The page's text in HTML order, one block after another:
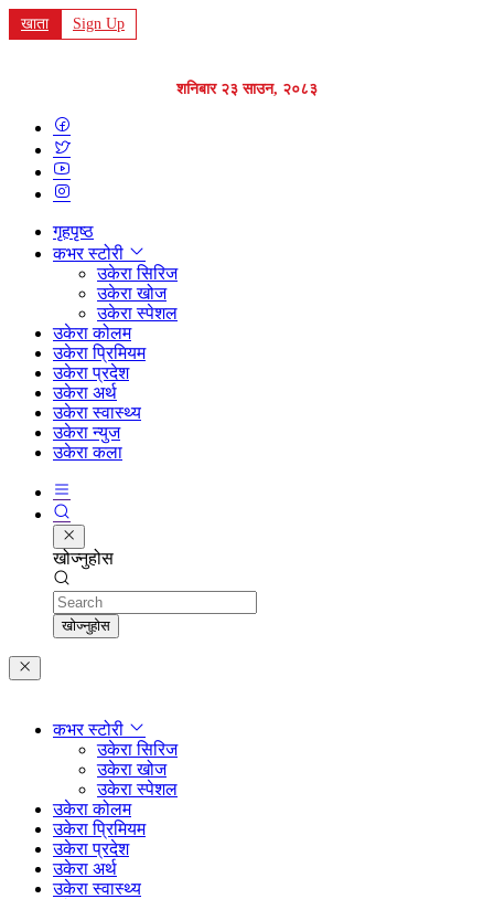
खाता Sign Up
शनिबार २३ साउन, २०८३
गृहपृष्ठ
कभर स्टोरी
उकेरा सिरिज
उकेरा खोज
उकेरा स्पेशल
उकेरा कोलम
उकेरा प्रिमियम
उकेरा प्रदेश
उकेरा अर्थ
उकेरा स्वास्थ्य
उकेरा न्युज
उकेरा कला
खोज्नुहोस
Search
खोज्नुहोस
कभर स्टोरी
उकेरा सिरिज
उकेरा खोज
उकेरा स्पेशल
उकेरा कोलम
उकेरा प्रिमियम
उकेरा प्रदेश
उकेरा अर्थ
उकेरा स्वास्थ्य